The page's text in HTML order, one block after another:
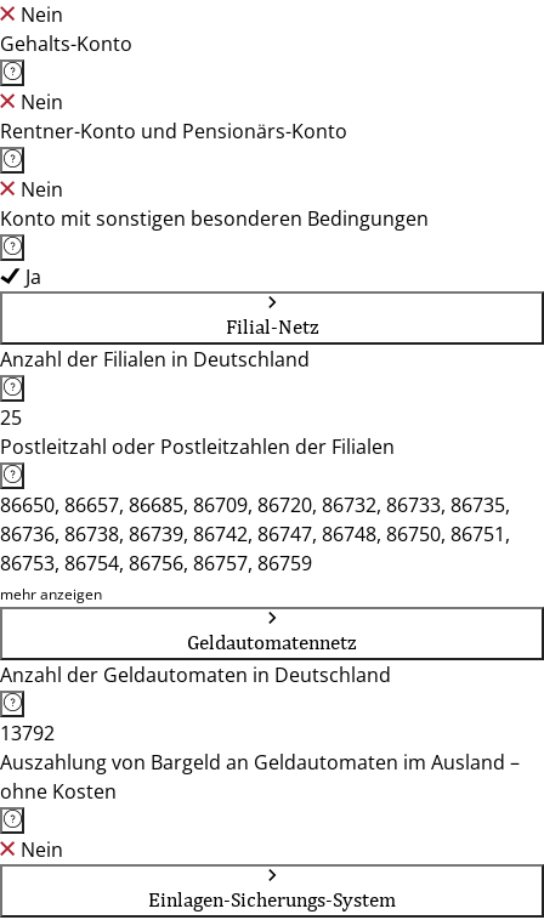
Nein
Gehalts-Konto
Nein
Rentner-Konto und Pensionärs-Konto
Nein
Konto mit sonstigen besonderen Bedingungen
Ja
Filial-Netz
Anzahl der Filialen in Deutschland
25
Postleitzahl oder Postleitzahlen der Filialen
86650, 86657, 86685, 86709, 86720, 86732, 86733, 86735,
86736, 86738, 86739, 86742, 86747, 86748, 86750, 86751,
86753, 86754, 86756, 86757, 86759
mehr anzeigen
Geldautomatennetz
Anzahl der Geldautomaten in Deutschland
13792
Auszahlung von Bargeld an Geldautomaten im Ausland –
ohne Kosten
Nein
Einlagen-Sicherungs-System